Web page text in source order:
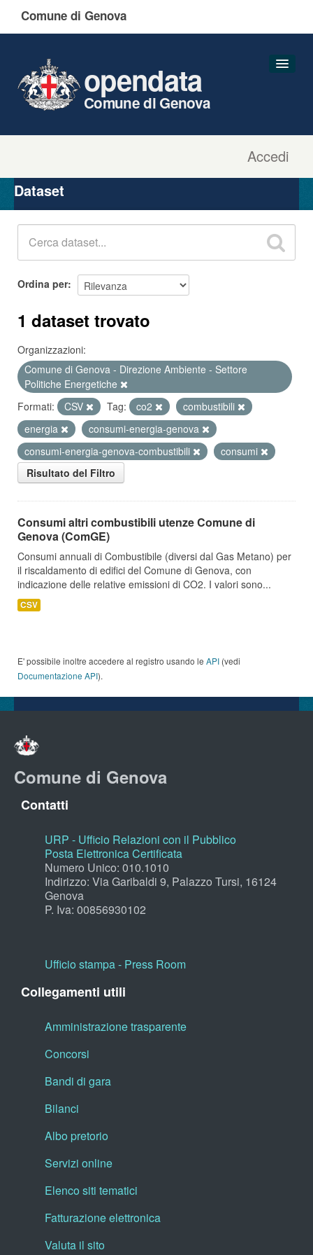
Comune di Genova
Accedi
opendata
Comune di Genova
Organizzazioni
Gruppi
Dataset
Ordina per
1 dataset trovato
Organizzazioni:
Comune di Genova - Direzione Ambiente - Settore
Politiche Energetiche
Formati:
CSV Tag: co2
combustibili
energia
consumi-energia-genova
consumi-energia-genova-combustibili
consumi
Risultato del Filtro
Consumi altri combustibili utenze Comune di
Genova (ComGE)
Consumi annuali di Combustibile (diversi dal Gas Metano) per
il riscaldamento di edifici del Comune di Genova, con
indicazione delle relative emissioni di CO2. I valori sono...
CSV
E' possibile inoltre accedere al registro usando le API (vedi
Documentazione API).
Comune di Genova
Contatti
URP - Ufficio Relazioni con il Pubblico
Posta Elettronica Certificata
Numero Unico: 010.1010
Indirizzo: Via Garibaldi 9, Palazzo Tursi, 16124
Genova
P. Iva: 00856930102
Ufficio stampa - Press Room
Collegamenti utili
Amministrazione trasparente
Concorsi
Bandi di gara
Bilanci
Albo pretorio
Servizi online
Elenco siti tematici
Fatturazione elettronica
Valuta il sito